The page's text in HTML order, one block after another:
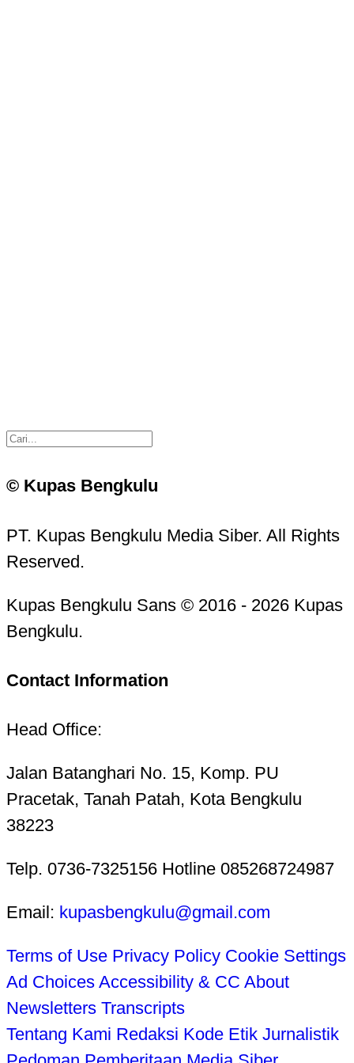
© Kupas Bengkulu
PT. Kupas Bengkulu Media Siber. All Rights
Reserved.
Kupas Bengkulu Sans © 2016 - 2026 Kupas
Bengkulu.
Contact Information
Head Office:
Jalan Batanghari No. 15, Komp. PU
Pracetak, Tanah Patah, Kota Bengkulu
38223
Telp. 0736-7325156 Hotline 085268724987
Email: kupasbengkulu@gmail.com
Terms of Use Privacy Policy Cookie Settings
Ad Choices Accessibility & CC About
Newsletters Transcripts
Tentang Kami Redaksi Kode Etik Jurnalistik